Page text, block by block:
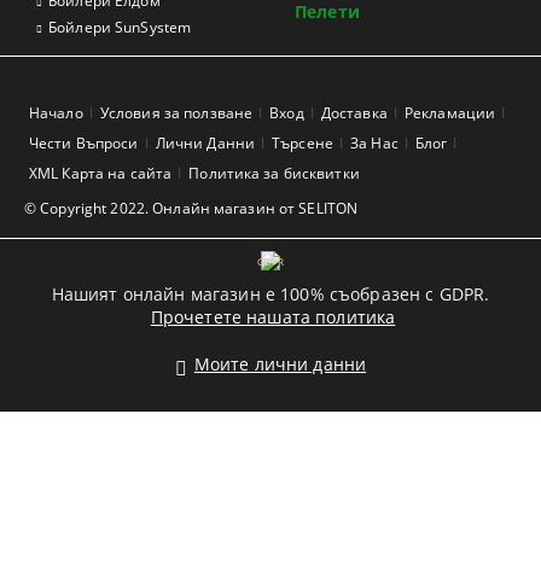
Бойлери SunSystem
Пелети
© Copyright 2022. Онлайн магазин от SELITON
Начало Условия за ползване Вход Доставка
Рекламации
Чести Въпроси
Лични Данни Търсене За Нас
Блог
XML Карта на сайта
Политика за бисквитки
GDPR
Нашият онлайн магазин е 100% съобразен с GDPR.
Прочетете нашата политика
Моите лични данни